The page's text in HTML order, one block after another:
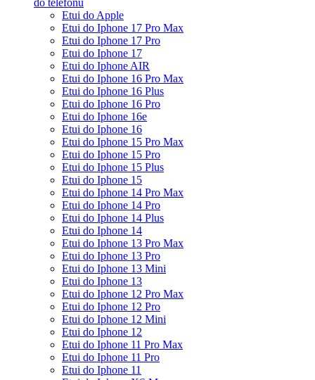
do telefonu
Etui do Apple
Etui do Iphone 17 Pro Max
Etui do Iphone 17 Pro
Etui do Iphone 17
Etui do Iphone AIR
Etui do Iphone 16 Pro Max
Etui do Iphone 16 Plus
Etui do Iphone 16 Pro
Etui do Iphone 16e
Etui do Iphone 16
Etui do Iphone 15 Pro Max
Etui do Iphone 15 Pro
Etui do Iphone 15 Plus
Etui do Iphone 15
Etui do Iphone 14 Pro Max
Etui do Iphone 14 Pro
Etui do Iphone 14 Plus
Etui do Iphone 14
Etui do Iphone 13 Pro Max
Etui do Iphone 13 Pro
Etui do Iphone 13 Mini
Etui do Iphone 13
Etui do Iphone 12 Pro Max
Etui do Iphone 12 Pro
Etui do Iphone 12 Mini
Etui do Iphone 12
Etui do Iphone 11 Pro Max
Etui do Iphone 11 Pro
Etui do Iphone 11